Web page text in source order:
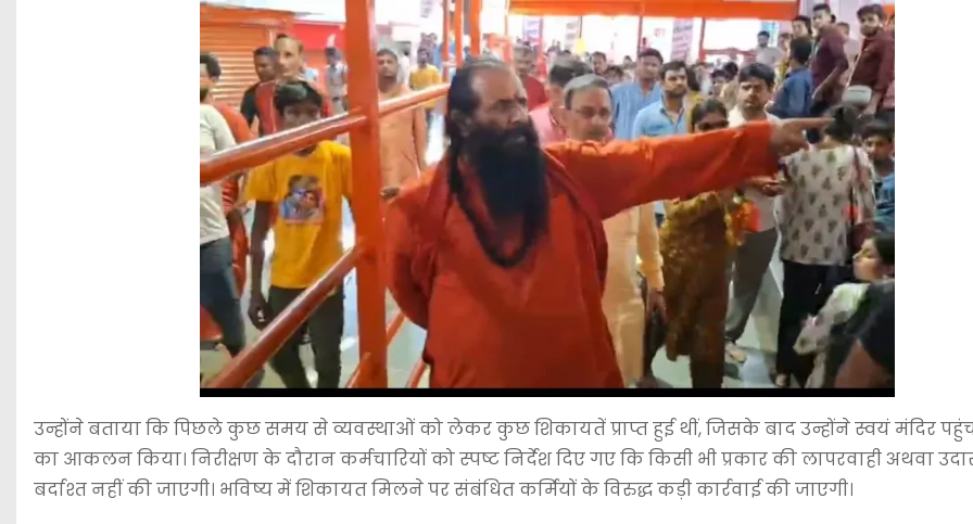
उन्होंने बताया कि पिछले कुछ समय से व्यवस्थाओं को लेकर कुछ शिकायतें प्राप्त हुई थीं, जिसके बाद उन्होंने स्वयं मंदिर
का आकलन किया। निरीक्षण के दौरान कर्मचारियों को स्पष्ट निर्देश दिए गए कि किसी भी प्रकार की लापरवाही अथवा
बर्दाश्त नहीं की जाएगी। भविष्य में शिकायत मिलने पर संबंधित कर्मियों के विरुद्ध कड़ी कार्रवाई की जाएगी।